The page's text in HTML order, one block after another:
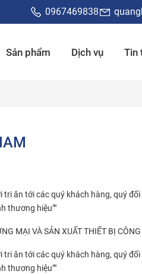
0967469838
Sản phẩm Dịch vụ Tin
ân tới các quý khách hàng, quý
thương hiệu""
MẠI VÀ SẢN XUẤT THIẾT BỊ
ân tới các quý khách hàng, quý
thương hiệu""